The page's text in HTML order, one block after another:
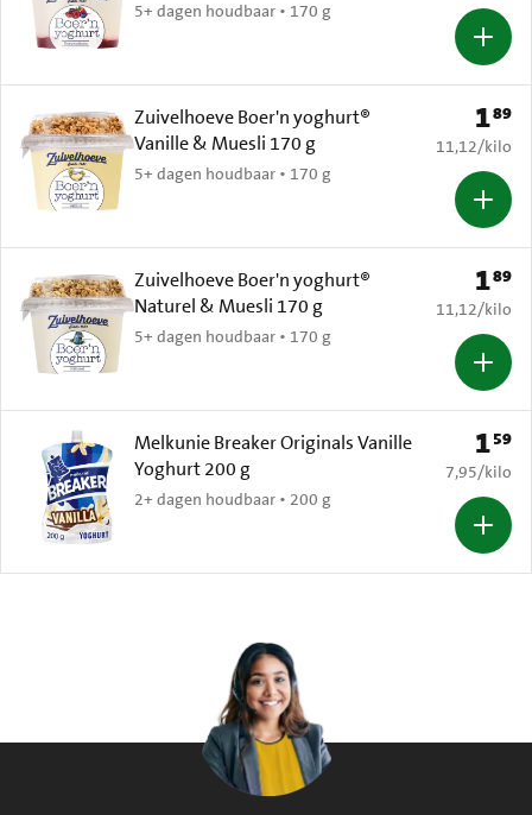
5+ dagen houdbaar • 170 g
Zuivelhoeve Boer'n yoghurt®
Vanille & Muesli 170 g
5+ dagen houdbaar • 170 g
Prijs:
189
€ 11,12 per
11,12/kilo
Zuivelhoeve Boer'n yoghurt®
Naturel & Muesli 170 g
5+ dagen houdbaar • 170 g
Prijs:
189
€ 11,12 per
11,12/kilo
Melkunie Breaker Originals Vanille
Yoghurt 200 g
2+ dagen houdbaar • 200 g
Prijs:
159
€ 7,95 per
7,95/kilo